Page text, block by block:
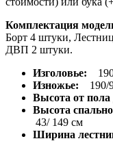
Комплектация
Борт 4 штуки,
ДВП 2 штуки.
Изголовье:
Изножье: 190/
Высота от пола
Высота
43/ 149 см
Ширина